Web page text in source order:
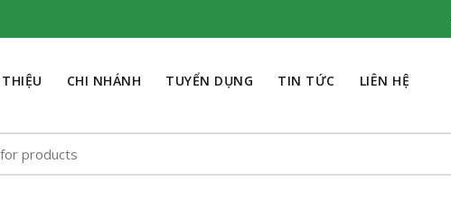
CHI NHÁNH TUYỂN DỤNG TIN TỨC LIÊN HỆ